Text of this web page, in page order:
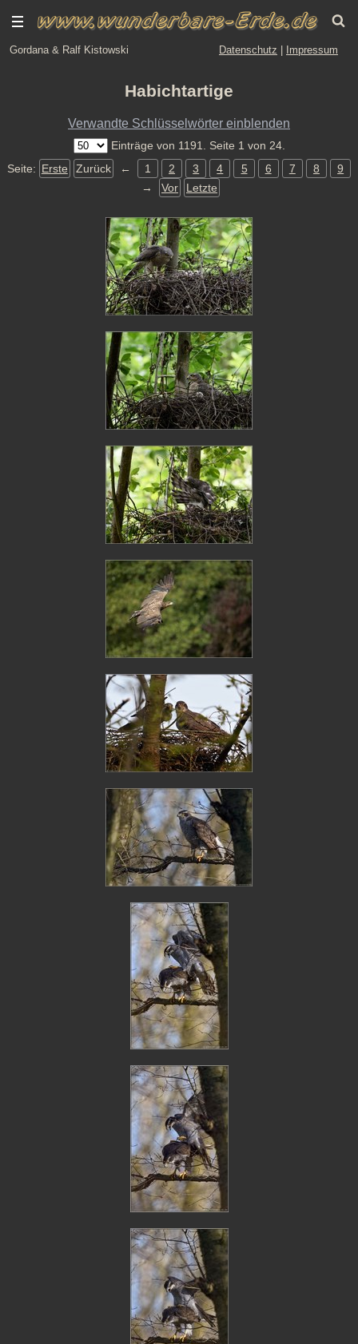
Gordana & Ralf Kistowski Datenschutz Impressum
Habichtartige
Verwandte Schlüsselwörter einblenden
Einträge von 1191. Seite 1 von 24.
Seite: Erste Zurück ← 1 2 3 4 5 6 7 8
9
→
Vor Letzte